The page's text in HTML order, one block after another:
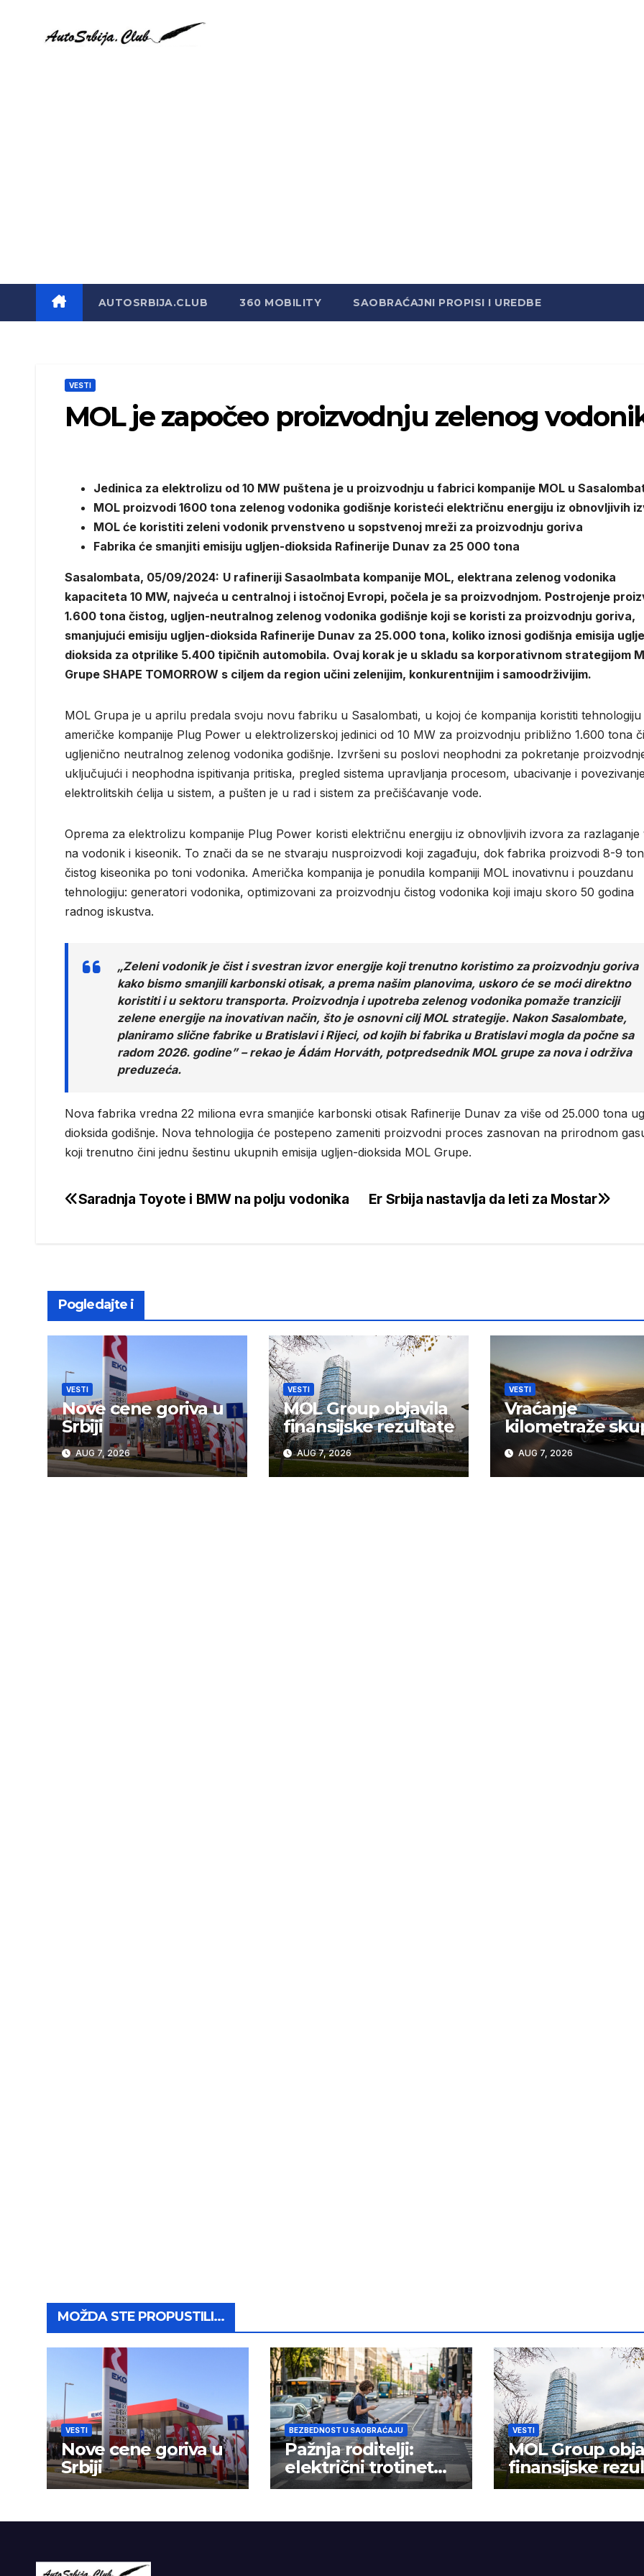
AUTOSRBIJA.CLUB 360 MOBILITY SAOBRAĆAJNI PROPISI I UREDBE
VESTI
MOL je započeo proizvodnju zelenog
Jedinica za elektrolizu od 10 MW puštena je u proizvodnju u fabrici kompanije MOL u
MOL ​​proizvodi 1600 tona zelenog vodonika godišnje koristeći električnu energiju iz obnovljivih
MOL ​​će koristiti zeleni vodonik prvenstveno u sopstvenoj mreži za proizvodnju goriva
Fabrika će smanjiti emisiju ugljen-dioksida Rafinerije Dunav za 25 000 tona
Sasalombata, 05/09/2024: U rafineriji Sasaolmbata kompanije MOL, elektrana zelenog vodonika
kapaciteta 10 MW, najveća u centralnoj i istočnoj Evropi, počela je sa proizvodnjom. Postrojenje
1.600 tona čistog, ugljen-neutralnog zelenog vodonika godišnje koji se koristi za proizvodnju goriva,
smanjujući emisiju ugljen-dioksida Rafinerije Dunav za 25.000 tona, koliko iznosi godišnja emisija
dioksida za otprilike 5.400 tipičnih automobila. Ovaj korak je u skladu sa korporativnom strategijom
Grupe SHAPE TOMORROW s ciljem da region učini zelenijim, konkurentnijim i samoodrživijim.
MOL Grupa je u aprilu predala svoju novu fabriku u Sasalombati, u kojoj će kompanija koristiti tehnologiju
američke kompanije Plug Power u elektrolizerskoj jedinici od 10 MW za proizvodnju približno 1.600 tona
ugljenično neutralnog zelenog vodonika godišnje. Izvršeni su poslovi neophodni za pokretanje
uključujući i neophodna ispitivanja pritiska, pregled sistema upravljanja procesom, ubacivanje i povezivanje
elektrolitskih ćelija u sistem, a pušten je u rad i sistem za prečišćavanje vode.
Oprema za elektrolizu kompanije Plug Power koristi električnu energiju iz obnovljivih izvora za razlaganje
na vodonik i kiseonik. To znači da se ne stvaraju nusproizvodi koji zagađuju, dok fabrika proizvodi 8-9
čistog kiseonika po toni vodonika. Američka kompanija je ponudila kompaniji MOL inovativnu i pouzdanu
tehnologiju: generatori vodonika, optimizovani za proizvodnju čistog vodonika koji imaju skoro 50 godina
radnog iskustva.
„Zeleni vodonik je čist i svestran izvor energije koji trenutno koristimo za proizvodnju goriva
kako bismo smanjili karbonski otisak, a prema našim planovima, uskoro će se moći direktno
koristiti i u sektoru transporta. Proizvodnja i upotreba zelenog vodonika pomaže tranziciji
zelene energije na inovativan način, što je osnovni cilj MOL strategije. Nakon Sasalombate,
planiramo slične fabrike u Bratislavi i Rijeci, od kojih bi fabrika u Bratislavi mogla da počne sa
radom 2026. godine”– rekao je Ádám Horváth, potpredsednik MOL grupe za nova i održiva
preduzeća.
Nova fabrika vredna 22 miliona evra smanjiće karbonski otisak Rafinerije Dunav za više od 25.000 tona
dioksida godišnje. Nova tehnologija će postepeno zameniti proizvodni proces zasnovan na prirodnom
koji trenutno čini jednu šestinu ukupnih emisija ugljen-dioksida MOL Grupe.
Post
Er Srbija nastavlja da leti za Mostar
Saradnja Toyote i BMW na polju vodonika
Pogledajte i
VESTI
Nove cene goriva u
Srbiji
AUG 7, 2026
VESTI
MOL Group objavila
finansijske rezultate
AUG 7, 2026
VESTI
Vraćanje
kilometraže
košta vozače u
AUG 7, 2026
MOŽDA STE PROPUSTILI...
VESTI
Nove cene goriva u
Srbiji
BEZBEDNOST U SAOBRAĆAJU
Pažnja roditelji:
električni trotinet
nije igračka
VESTI
MOL Group
finansijske